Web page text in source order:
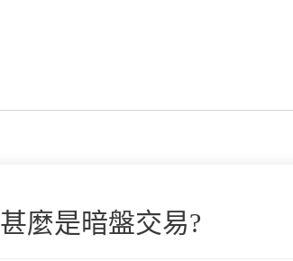
甚麼是暗盤交易?